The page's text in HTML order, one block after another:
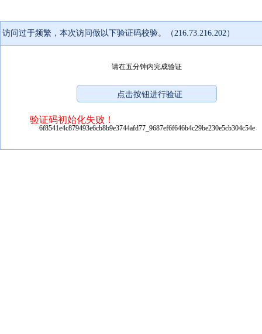
访问过于频繁，本次访问做以下验证码校验。（216.73.216.202）
请在五分钟内完成验证
验证码初始化失败！
6f8541e4c879493e6cb8b9e3744afd77_9687ef6f646b4c29be230e5cb304c54e